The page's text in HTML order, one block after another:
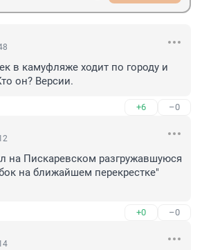
в камуфляже ходит по городу и
он? Версии.
+6 –0
на Пискаревском разгружавшуюся
на ближайшем перекрестке"
+0 –0